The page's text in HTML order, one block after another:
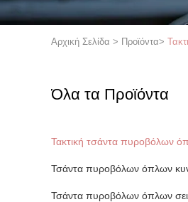
Αρχική Σελίδα > Προϊόντα>
Όλα τα Προϊόντα
Τακτική τσάντα πυροβόλων
Τσάντα πυροβόλων όπλων
Τσάντα πυροβόλων όπλων